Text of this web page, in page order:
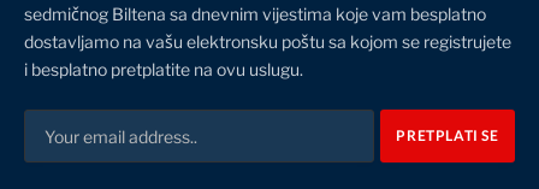
sedmičnog Biltena sa dnevnim vijestima koje vam besplatno
dostavljamo na vašu elektronsku poštu sa kojom se registrujete
i besplatno pretplatite na ovu uslugu.